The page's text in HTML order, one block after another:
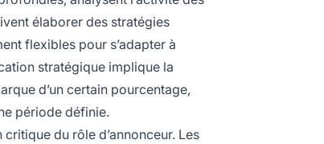
élaborer des stratégies
flexibles pour s’adapter à
stratégique implique la
d’un certain pourcentage,
période définie.
du rôle d’annonceur. Les